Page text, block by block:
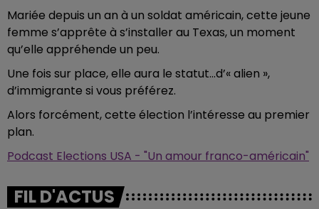
Mariée depuis un an à un soldat américain, cette jeune
femme s’apprête à s’installer au Texas, un moment
qu’elle appréhende un peu.
Une fois sur place, elle aura le statut…d’« alien »,
d’immigrante si vous préférez.
Alors forcément, cette élection l’intéresse au premier
plan.
Podcast Elections USA - "Un amour franco-américain"
FIL D'ACTUS